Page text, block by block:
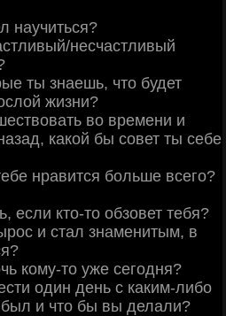
научиться?
несчастливый
ты знаешь, что будет
жизни?
во времени и
какой бы совет ты себе
нравится больше всего?
если кто-то обзовет тебя?
и стал знаменитым, в
кому-то уже сегодня?
один день с каким-либо
был и что бы вы делали?